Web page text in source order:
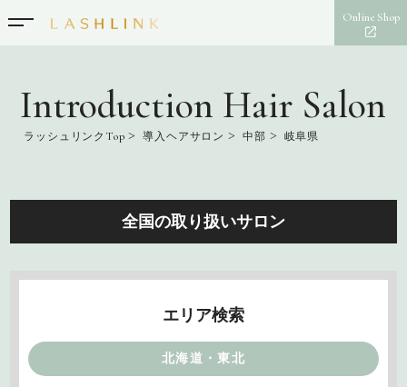
Online Shop
Introduction Hair Salon
ラッシュリンクTop > 導入ヘアサロン > 中部 > 岐阜県
全国の取り扱いサロン
エリア検索
北海道・東北